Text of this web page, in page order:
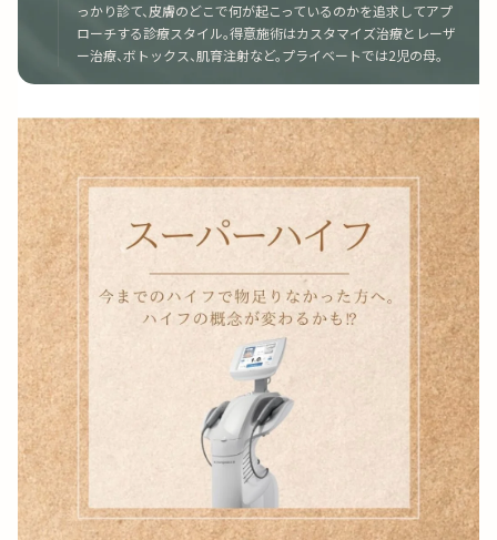
っかり診て、皮膚のどこで何が起こっているのかを追求してアプ
ローチする診療スタイル。得意施術はカスタマイズ治療とレーザ
ー治療、ボトックス、肌育注射など。プライベートでは2児の母。